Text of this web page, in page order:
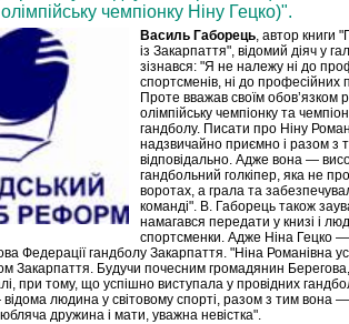
чемпіонку Ніну Гецко)".
Василь Габорець , автор книги
із Закарпаття", відомий діяч у
зізнався: "Я не належу ні до
спортсменів, ні до професійних
Проте вважав своїм обов’язком
олімпійську чемпіонку та
гандболу. Писати про Ніну
надзвичайно приємно і разом з
відповідально. Адже вона —
гандбольний голкіпер, яка не
воротах, а грала та
команді". В. Габорець також
намагався передати у книзі і
спортсменки. Адже Ніна Гецко
Федерації гандболу Закарпаття. "Ніна Романівна
Закарпаття. Будучи почесним громадянин
при тому, що успішно виступала у провідних
людина у світовому спорті, разом з тим вона
дружина і мати, уважна невістка".